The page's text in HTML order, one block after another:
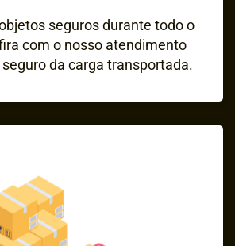
seguros durante todo o
com o nosso atendimento
da carga transportada.